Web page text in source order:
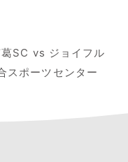
SC vs ジョイフル
スポーツセンター